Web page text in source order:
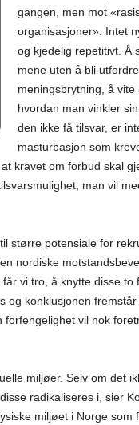
gangen, men mot
organisasjoner». Intet
og kjedelig repetitivt. Å
mene uten å bli
meningsbrytning, å vite
hvordan man vinkler
den ikke få tilsvar, er
masturbasjon som
kravet om forbud skal
man vil
større potensiale for
nordiske
vi tro, å knytte disse to
og konklusjonen
vil nok
miljøer. Selv om det
radikaliseres i, sier
miljøet i Norge som